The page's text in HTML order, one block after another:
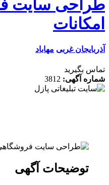
سایت
غربی مهاباد
بگیرید
آگهی:3812
توضیحات آگهی